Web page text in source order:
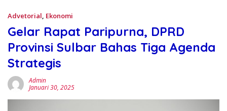
Advetorial, Ekonomi
Gelar Rapat Paripurna, DPRD
Provinsi Sulbar Bahas Tiga Agenda
Strategis
Admin
Januari 30, 2025